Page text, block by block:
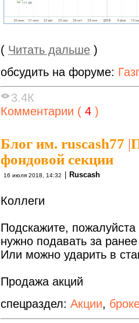
( Читать дальше )
обсудить на форуме:
3.4К
Комментарии ( 4 )
Блог им. ruscash77 |
фондовой секции
16 июля 2018, 14:32 Ruscash
Коллеги
Подскажите,
нужно подавать за
Или можно ударить в
Продажа акций
спецраздел: Акции,